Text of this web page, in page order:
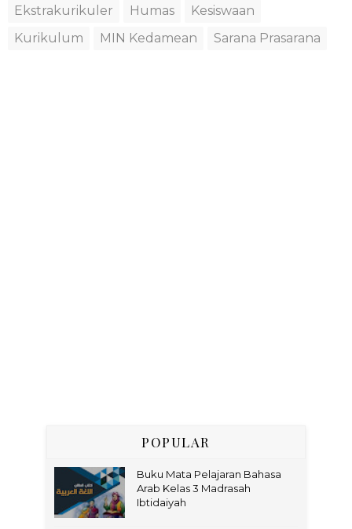
Ekstrakurikuler Humas
Kesiswaan
Kurikulum
MIN Kedamean Sarana Prasarana
POPULAR
Buku Mata Pelajaran Bahasa
Arab Kelas 3 Madrasah
Ibtidaiyah